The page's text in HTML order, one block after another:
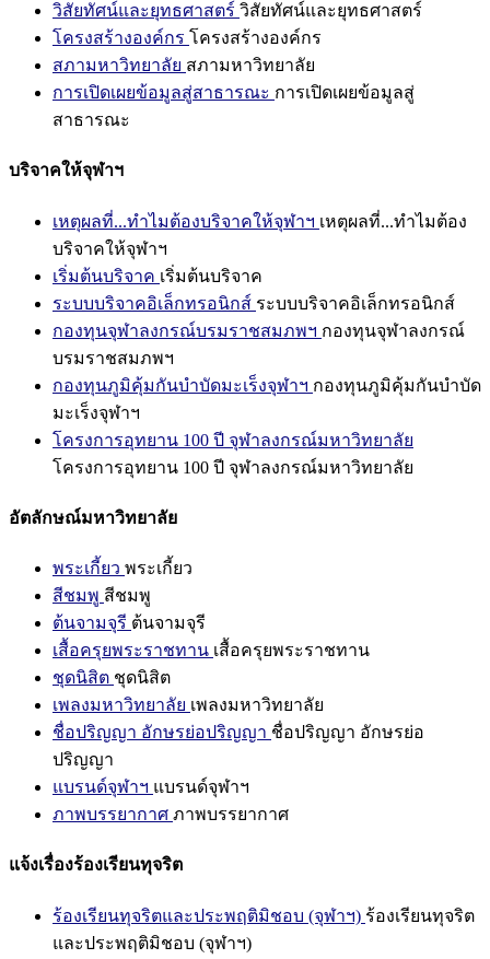
วิสัยทัศน์และยุทธศาสตร์ วิสัยทัศน์และยุทธศาสตร์
โครงสร้างองค์กร โครงสร้างองค์กร
สภามหาวิทยาลัย สภามหาวิทยาลัย
การเปิดเผยข้อมูลสู่สาธารณะ การเปิดเผยข้อมูลสู่
สาธารณะ
บริจาคให้จุฬาฯ
เหตุผลที่...ทำไมต้องบริจาคให้จุฬาฯ เหตุผลที่...ทำไมต้อง
บริจาคให้จุฬาฯ
เริ่มต้นบริจาค เริ่มต้นบริจาค
ระบบบริจาคอิเล็กทรอนิกส์ ระบบบริจาคอิเล็กทรอนิกส์
กองทุนจุฬาลงกรณ์บรมราชสมภพฯ กองทุนจุฬาลงกรณ์
บรมราชสมภพฯ
กองทุนภูมิคุ้มกันบำบัดมะเร็งจุฬาฯ กองทุนภูมิคุ้มกันบำบัด
มะเร็งจุฬาฯ
โครงการอุทยาน 100 ปี จุฬาลงกรณ์มหาวิทยาลัย
โครงการอุทยาน 100 ปี จุฬาลงกรณ์มหาวิทยาลัย
อัตลักษณ์มหาวิทยาลัย
พระเกี้ยว พระเกี้ยว
สีชมพู สีชมพู
ต้นจามจุรี ต้นจามจุรี
เสื้อครุยพระราชทาน เสื้อครุยพระราชทาน
ชุดนิสิต ชุดนิสิต
เพลงมหาวิทยาลัย เพลงมหาวิทยาลัย
ชื่อปริญญา อักษรย่อปริญญา ชื่อปริญญา อักษรย่อ
ปริญญา
แบรนด์จุฬาฯ แบรนด์จุฬาฯ
ภาพบรรยากาศ ภาพบรรยากาศ
แจ้งเรื่องร้องเรียนทุจริต
ร้องเรียนทุจริตและประพฤติมิชอบ (จุฬาฯ) ร้องเรียนทุจริต
และประพฤติมิชอบ (จุฬาฯ)